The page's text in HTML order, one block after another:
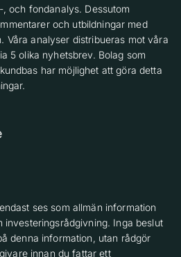
och fondanalys. Dessutom
och utbildningar med
Våra analyser distribueras mot våra
5 olika nyhetsbrev. Bolag som
har möjlighet att göra detta
ses som allmän information
investeringsrådgivning. Inga beslut
denna information, utan rådgör
innan du fattar ett